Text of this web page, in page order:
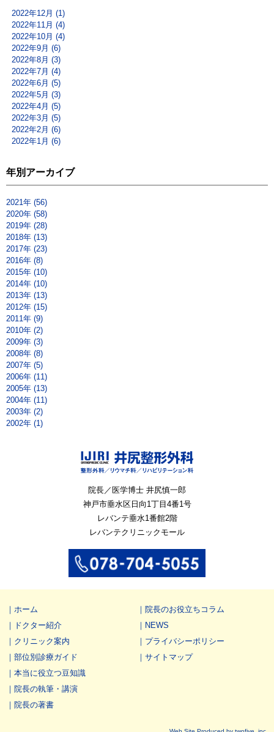
2022年12月 (1)
2022年11月 (4)
2022年10月 (4)
2022年9月 (6)
2022年8月 (3)
2022年7月 (4)
2022年6月 (5)
2022年5月 (3)
2022年4月 (5)
2022年3月 (5)
2022年2月 (6)
2022年1月 (6)
年別アーカイブ
2021年 (56)
2020年 (58)
2019年 (28)
2018年 (13)
2017年 (23)
2016年 (8)
2015年 (10)
2014年 (10)
2013年 (13)
2012年 (15)
2011年 (9)
2010年 (2)
2009年 (3)
2008年 (8)
2007年 (5)
2006年 (11)
2005年 (13)
2004年 (11)
2003年 (2)
2002年 (1)
院長／医学博士 井尻慎一郎
神戸市垂水区日向1丁目4番1号
レバンテ垂水1番館2階
レバンテクリニックモール
ホーム
ドクター紹介
クリニック案内
部位別診療ガイド
本当に役立つ豆知識
院長の執筆・講演
院長の著書
院長のお役立ちコラム
NEWS
プライバシーポリシー
サイトマップ